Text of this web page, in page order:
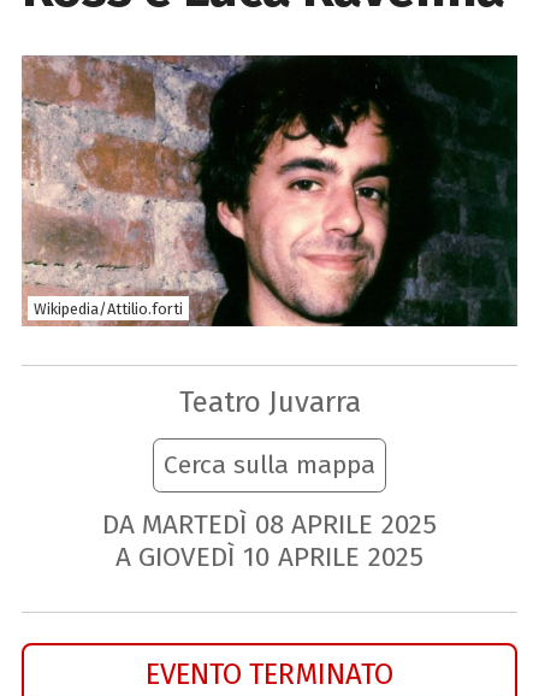
Wikipedia/Attilio.forti
Teatro Juvarra
Cerca sulla mappa
DA MARTEDÌ 08 APRILE 2025
A GIOVEDÌ 10 APRILE 2025
EVENTO TERMINATO